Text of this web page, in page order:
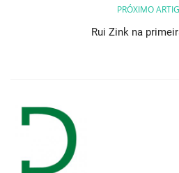
PRÓXIMO
Rui Zink na